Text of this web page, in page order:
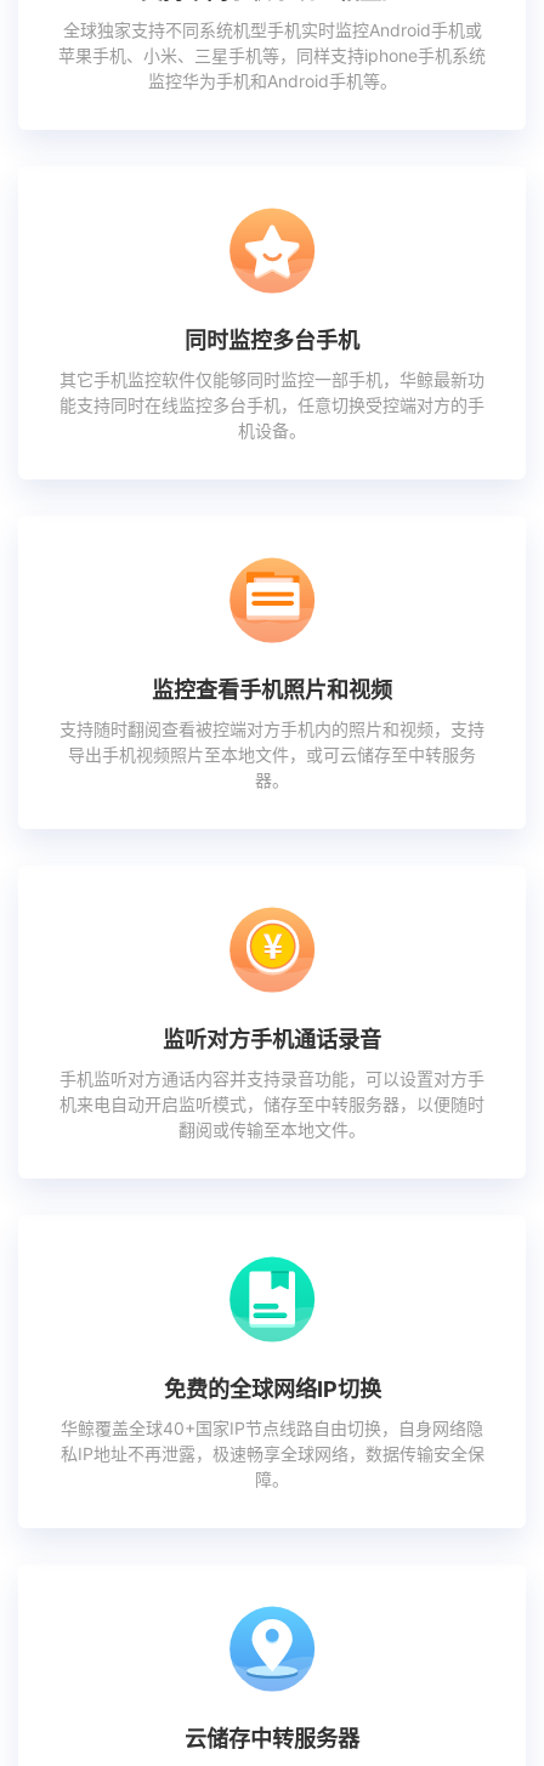
全球独家支持不同系统机型手机实时监控Android手机或
苹果手机、小米、三星手机等，同样支持iphone手机系统
监控华为手机和Android手机等。
同时监控多台手机
其它手机监控软件仅能够同时监控一部手机，华鲸最新功
能支持同时在线监控多台手机，任意切换受控端对方的手
机设备。
监控查看手机照片和视频
支持随时翻阅查看被控端对方手机内的照片和视频，支持
导出手机视频照片至本地文件，或可云储存至中转服务
器。
监听对方手机通话录音
手机监听对方通话内容并支持录音功能，可以设置对方手
机来电自动开启监听模式，储存至中转服务器，以便随时
翻阅或传输至本地文件。
免费的全球网络IP切换
华鲸覆盖全球40+国家IP节点线路自由切换，自身网络隐
私IP地址不再泄露，极速畅享全球网络，数据传输安全保
障。
云储存中转服务器